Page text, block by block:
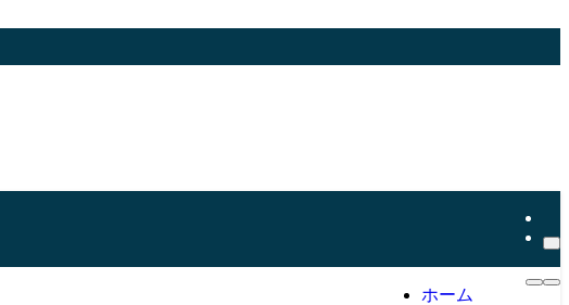
ホーム